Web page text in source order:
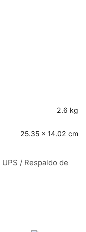
2.6 kg
25.35 × 14.02 cm
UPS / Respaldo de